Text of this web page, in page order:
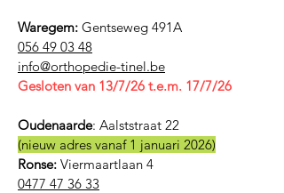
Waregem: Gentseweg 491A
056 49 03 48
​info@orthopedie-tinel.be
Gesloten van 13/7/26 t.e.m. 17/7/26
Oudenaarde: Aalststraat 22
(nieuw adres vanaf 1 januari 2026)
Ronse: Viermaartlaan 4
0477 47 36 33